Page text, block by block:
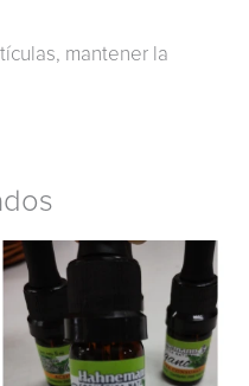
mantener la